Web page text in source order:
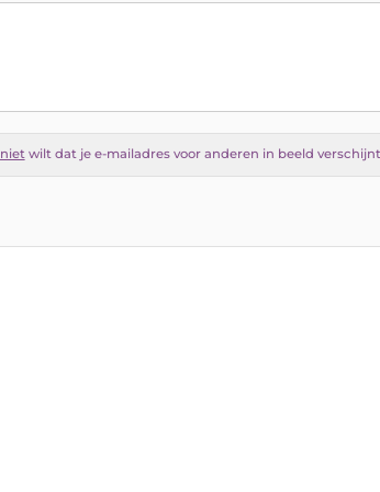
nietwilt dat je e-mailadres voor anderen in beeld verschijnt